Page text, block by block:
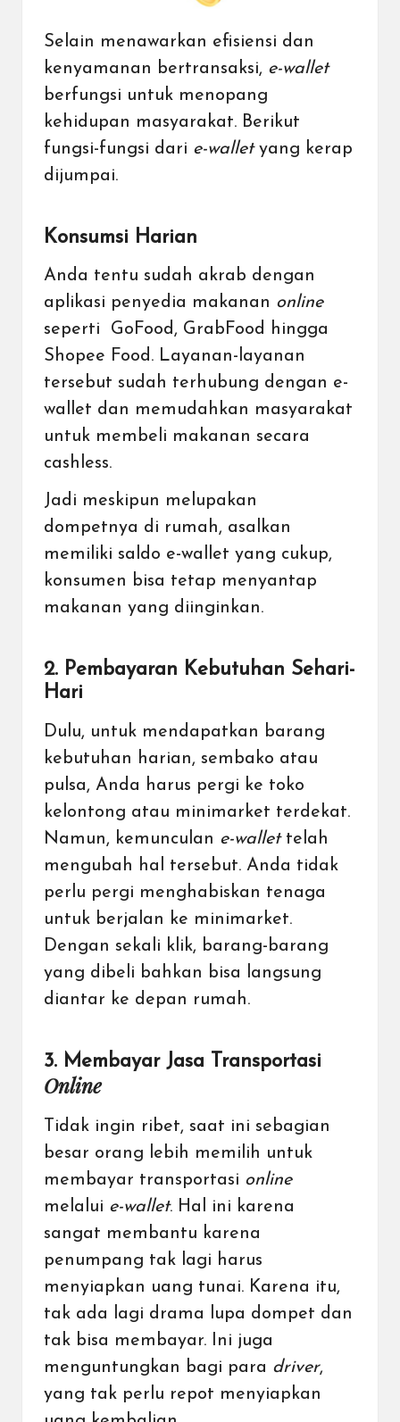
Selain menawarkan efisiensi dan
kenyamanan bertransaksi, e-wallet
berfungsi untuk menopang
kehidupan masyarakat. Berikut
fungsi-fungsi dari e-wallet yang kerap
dijumpai.
Konsumsi Harian
Anda tentu sudah akrab dengan
aplikasi penyedia makanan online
seperti GoFood, GrabFood hingga
Shopee Food. Layanan-layanan
tersebut sudah terhubung dengan e-
wallet dan memudahkan masyarakat
untuk membeli makanan secara
cashless.
Jadi meskipun melupakan
dompetnya di rumah, asalkan
memiliki saldo e-wallet yang cukup,
konsumen bisa tetap menyantap
makanan yang diinginkan.
2. Pembayaran Kebutuhan Sehari-
Hari
Dulu, untuk mendapatkan barang
kebutuhan harian, sembako atau
pulsa, Anda harus pergi ke toko
kelontong atau minimarket terdekat.
Namun, kemunculan e-wallettelah
mengubah hal tersebut. Anda tidak
perlu pergi menghabiskan tenaga
untuk berjalan ke minimarket.
Dengan sekali klik, barang-barang
yang dibeli bahkan bisa langsung
diantar ke depan rumah.
3. Membayar Jasa Transportasi
Online
Tidak ingin ribet, saat ini sebagian
besar orang lebih memilih untuk
membayar transportasi online
melalui e-wallet. Hal ini karena
sangat membantu karena
penumpang tak lagi harus
menyiapkan uang tunai. Karena itu,
tak ada lagi drama lupa dompet dan
tak bisa membayar. Ini juga
menguntungkan bagi para driver,
yang tak perlu repot menyiapkan